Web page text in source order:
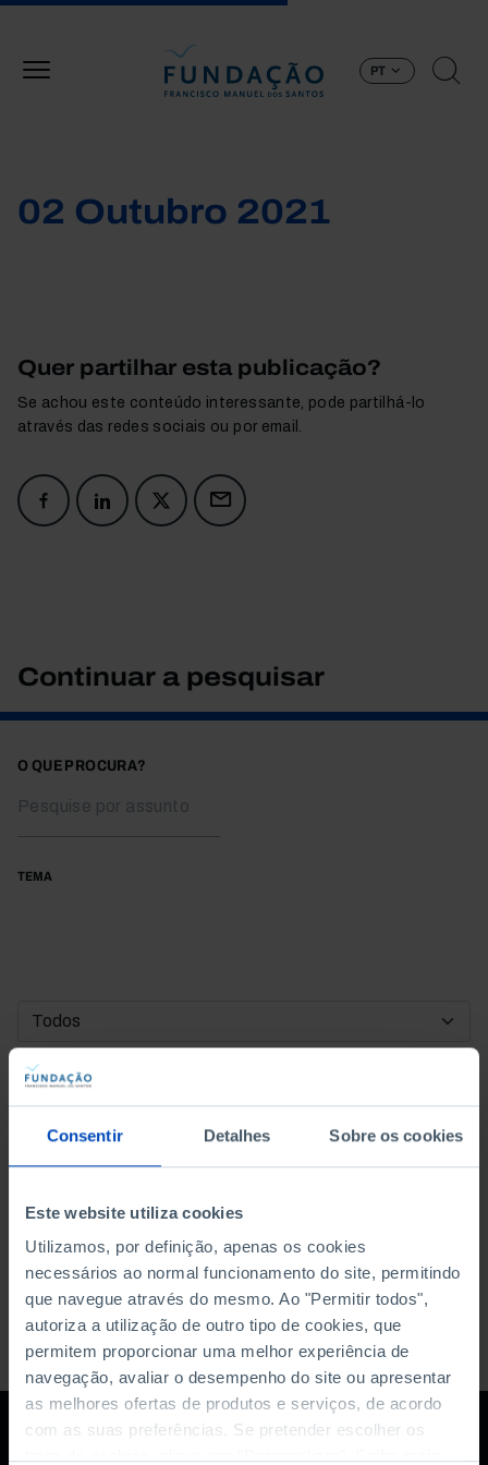
Consentir Detalhes Sobre os cookies
Este website utiliza cookies
Utilizamos, por definição, apenas os cookies
necessários ao normal funcionamento do site, permitindo
que navegue através do mesmo. Ao "Permitir todos",
autoriza a utilização de outro tipo de cookies, que
permitem proporcionar uma melhor experiência de
navegação, avaliar o desempenho do site ou apresentar
as melhores ofertas de produtos e serviços, de acordo
com as suas preferências. Se pretender escolher os
PT
02 Outubro 2021
Quer partilhar esta publicação?
Se achou este conteúdo interessante, pode partilhá-lo
através das redes sociais ou por email.
Continuar a pesquisar
O QUE PROCURA?
TEMA
DATA DE INÍCIO
DATA DE FIM